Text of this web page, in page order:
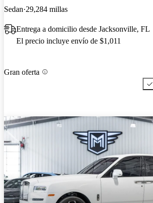
Sedan 29,284 millas
Entrega a domicilio desde Jacksonville, FL
El precio incluye envío de $1,011
Gran oferta